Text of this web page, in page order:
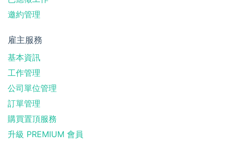
邀約管理
雇主服務
基本資訊
工作管理
公司單位管理
訂單管理
購買置頂服務
升級 PREMIUM 會員